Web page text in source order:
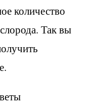
количество
Так вы